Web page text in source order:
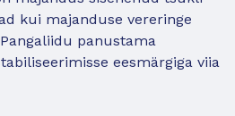
kui majanduse vereringe
panustama
eesmärgiga viia